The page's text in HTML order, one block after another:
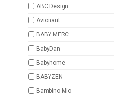
ABC Design
Avionaut
BABY MERC
BabyDan
Babyhome
BABYZEN
Bambino Mio